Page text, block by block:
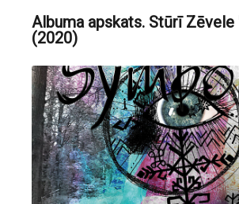
Albuma apskats. Stūrī Zēvele
(2020)